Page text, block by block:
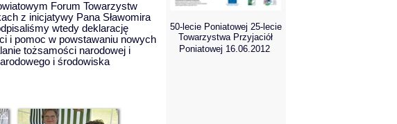
50-lecie Poniatowej 25-lecie
Towarzystwa Przyjaciół
Poniatowej 16.06.2012
Forum Towarzystw
z inicjatywy Pana Sławomira
wtedy deklarację
i pomoc w powstawaniu nowych
tożsamości narodowej i
i środowiska